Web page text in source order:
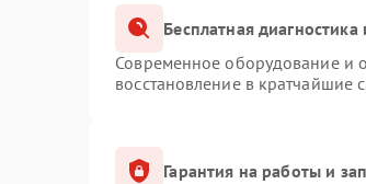
Бесплатная
Современное оборудование и
восстановление в кратчайшие
Гарантия на работы и